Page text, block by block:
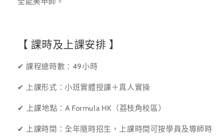
【課時及上課安排 】
✔ 課程總時數：49小時
✔ 上課形式：小班實體授課＋真人實操
✔⁠ 上課地點：A Formula HK（荔枝角校區）
✔ 上課時間：全年隨時招生，上課時間可按學員及導師時